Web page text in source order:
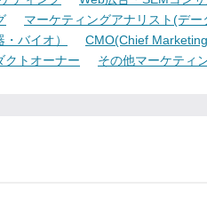
マーケティングアナリスト(デ
バイオ）
CMO(Chief
クトオーナー
その他マーケティ